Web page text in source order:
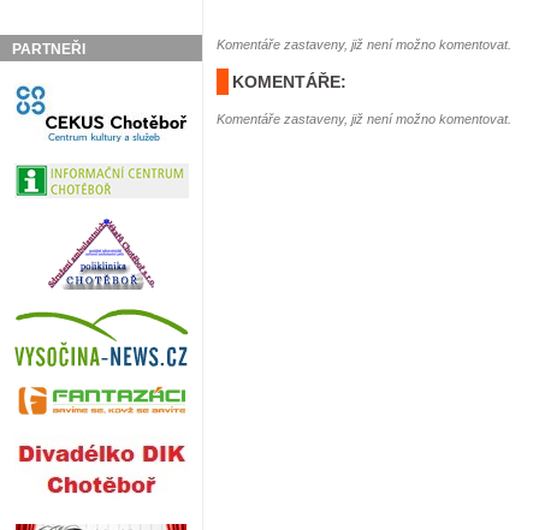
PARTNEŘI Komentáře zastaveny, již není možno komentovat.
KOMENTÁŘE:
Komentáře zastaveny, již není možno komentovat.